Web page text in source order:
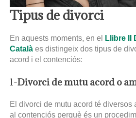
Tipus de divorci
En aquests moments, en el
Llibre II
Català es distingeix dos tipus de
acord i el contenciós:
1-Divorci de mutu acord o
El divorci de mutu acord té diversos
al contenciós perquè és un